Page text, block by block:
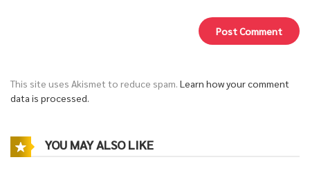
This site uses Akismet to reduce spam. Learn how your comment
data is processed.
YOU MAY ALSO LIKE